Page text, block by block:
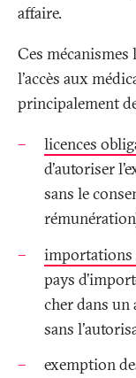
affaire.
Ces
l'accès aux
principalement
licences
d'autoriser
sans le
importations
pays
cher dans
sans
exemption